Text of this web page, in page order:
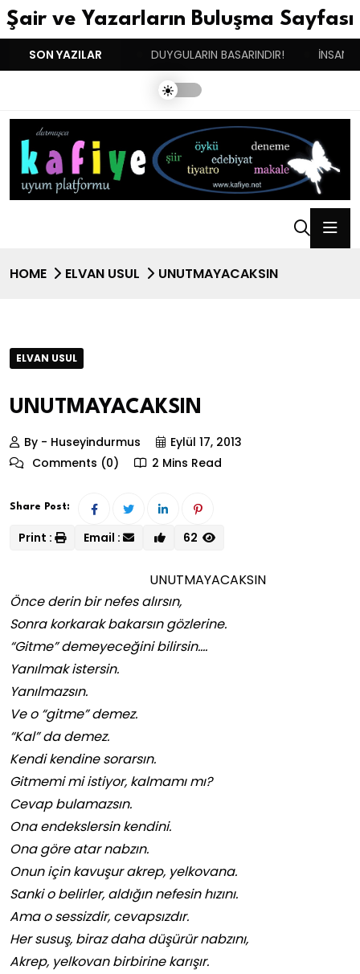
Şair ve Yazarların Buluşma Sayfası
SON YAZILAR
DOĞUM GÜNÜM! DUYGULARIN BASARINDIR!
HOME ELVAN USUL UNUTMAYACAKSIN
ELVAN USUL
UNUTMAYACAKSIN
By - Huseyindurmus
Eylül 17, 2013
Comments (0)
2 Mins Read
Share Post:
Print : Email : 62
UNUTMAYACAKSIN
Önce derin bir nefes alırsın,
Sonra korkarak bakarsın gözlerine.
“Gitme” demeyeceğini bilirsin….
Yanılmak istersin.
Yanılmazsın.
Ve o “gitme” demez.
“Kal” da demez.
Kendi kendine sorarsın.
Gitmemi mi istiyor, kalmamı mı?
Cevap bulamazsın.
Ona endekslersin kendini.
Ona göre atar nabzın.
Onun için kavuşur akrep, yelkovana.
Sanki o belirler, aldığın nefesin hızını.
Ama o sessizdir, cevapsızdır.
Her susuş, biraz daha düşürür nabzını,
Akrep, yelkovan birbirine karışır.